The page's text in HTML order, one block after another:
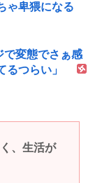
ゃ卑猥になる
で変態でさぁ感
つらい」
、生活が